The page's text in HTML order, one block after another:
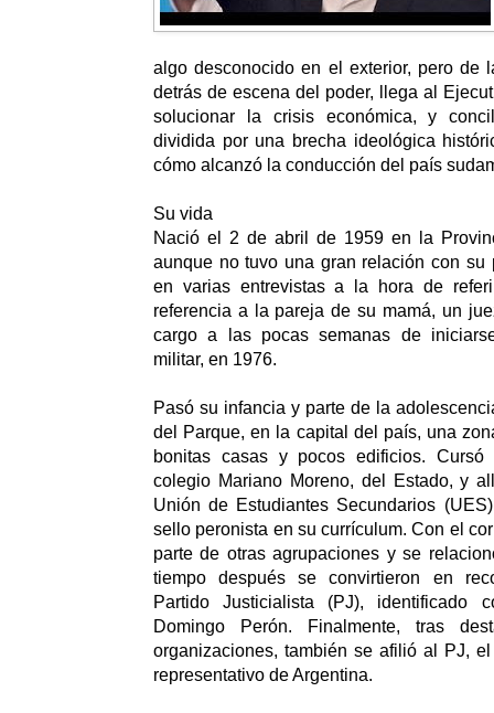
algo desconocido en el exterior, pero de
detrás de escena del poder, llega al
solucionar la crisis económica, y
dividida por una brecha ideológica
cómo alcanzó la conducción del país
Su vida
Nació el 2 de abril de 1959 en la
aunque no tuvo una gran relación con su
en varias entrevistas a la hora de
referencia a la pareja de su mamá, un
cargo a las pocas semanas de
militar, en 1976.
Pasó su infancia y parte de la
del Parque, en la capital del país, una
bonitas casas y pocos edificios.
colegio Mariano Moreno, del Estado, y
Unión de Estudiantes Secundarios
sello peronista en su currículum. Con el
parte de otras agrupaciones y se
tiempo después se convirtieron en
Partido Justicialista (PJ), identificado
Domingo Perón. Finalmente, tras
organizaciones, también se afilió al PJ,
representativo de Argentina.